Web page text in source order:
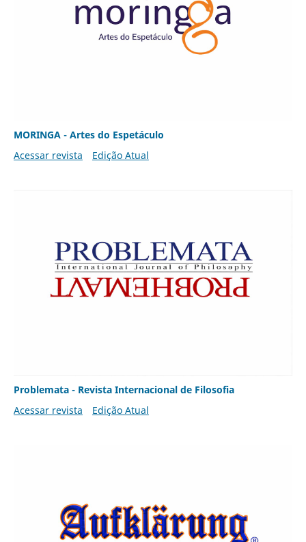
MORINGA - Artes do Espetáculo
Acessar revista
Edição Atual
Problemata - Revista Internacional de Filosofia
Acessar revista
Edição Atual